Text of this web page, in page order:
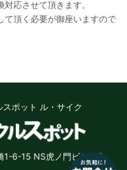
応させて頂きます。
て頂く必要が御座いますので
ポット ル・サイク
6-15 NS虎ノ門ビル8階